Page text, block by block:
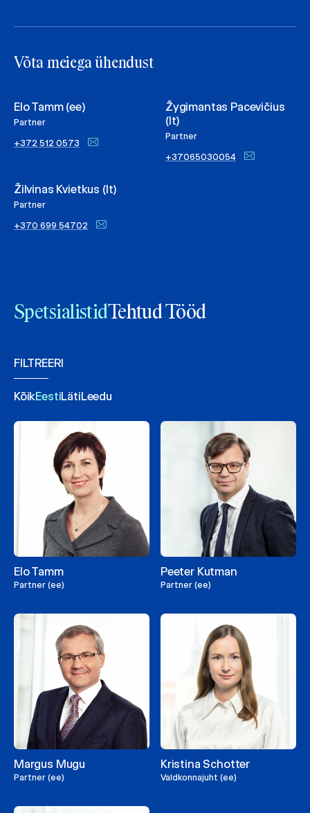
Võta meiega ühendust
Elo Tamm (ee)
Partner
+372 512 0573
Žilvinas Kvietkus (lt)
Partner
+370 699 54702
Žygimantas Pacevičius
(lt)
Partner
+37065030054
SpetsialistidTehtud Tööd
FILTREERI
KõikEestiLätiLeedu
Elo Tamm
Partner (ee)
Peeter Kutman
Partner (ee)
Margus Mugu
Partner (ee)
Kristina Schotter
Valdkonnajuht (ee)